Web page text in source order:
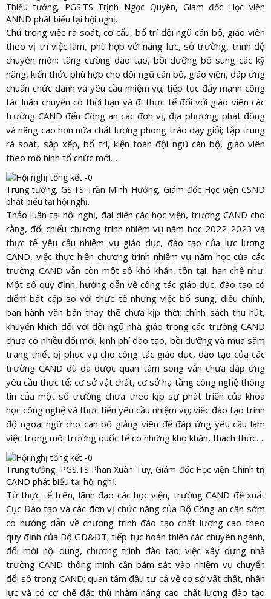
Thiếu tướng, PGS.TS Trịnh Ngọc Quyên, Giám đốc Học viện
ANND phát biểu tại hội nghị.
Chú trọng việc rà soát, cơ cấu, bố trí đội ngũ cán bộ, giáo viên
theo vị trí việc làm, phù hợp với năng lực, sở trường, trình độ
chuyên môn; tăng cường đào tạo, bồi dưỡng bổ sung các kỹ
năng, kiến thức phù hợp cho đội ngũ cán bộ, giáo viên, đáp ứng
chuẩn chức danh và yêu cầu nhiệm vụ; tiếp tục đẩy mạnh công
tác luân chuyển có thời hạn và đi thực tế đối với giáo viên các
trường CAND đến Công an các đơn vị, địa phương; phát động
và nâng cao hơn nữa chất lượng phong trào dạy giỏi; tập trung
rà soát, sắp xếp, bố trí, kiện toàn đội ngũ cán bộ, giáo viên
theo mô hình tổ chức mới…
Trung tướng, GS.TS Trần Minh Hưởng, Giám đốc Học viện CSND
phát biểu tại hội nghị.
Thảo luận tại hội nghị, đại diện các học viện, trường CAND cho
rằng, đối chiếu chương trình nhiệm vụ năm học 2022-2023 và
thực tế yêu cầu nhiệm vụ giáo dục, đào tạo của lực lượng
CAND, việc thực hiện chương trình nhiệm vụ năm học của các
trường CAND vẫn còn một số khó khăn, tồn tại, hạn chế như:
Một số quy định, hướng dẫn về công tác giáo dục, đào tạo có
điểm bất cập so với thực tế nhưng việc bổ sung, điều chỉnh,
ban hành văn bản thay thế chưa kịp thời; chính sách thu hút,
khuyến khích đối với đội ngũ nhà giáo trong các trường CAND
chưa có nhiều đổi mới; kinh phí đào tạo, bồi dưỡng và mua sắm
trang thiết bị phục vụ cho công tác giáo dục, đào tạo của các
trường CAND dù đã được quan tâm song vẫn chưa đáp ứng
yêu cầu thực tế; cơ sở vật chất, cơ sở hạ tầng công nghệ thông
tin của một số trường chưa theo kịp sự phát triển của khoa
học công nghệ và thực tiễn yêu cầu nhiệm vụ; việc đào tạo trình
độ ngoại ngữ cho cán bộ giảng viên để đáp ứng yêu cầu làm
việc trong môi trường quốc tế có những khó khăn, thách thức…
Trung tướng, PGS.TS Phan Xuân Tuy, Giám đốc Học viện Chính trị
CAND phát biểu tại hội nghị.
Từ thực tế trên, lãnh đạo các học viện, trường CAND đề xuất
Cục Đào tạo và các đơn vị chức năng của Bộ Công an cần sớm
có hướng dẫn về chương trình đào tạo chất lượng cao theo
quy định của Bộ GD&ĐT; tiếp tục hoàn thiện các chuyên ngành,
đổi mới nội dung, chương trình đào tạo; việc xây dựng nhà
trường CAND thông minh cần bám sát vào nhiệm vụ chuyển
đổi số trong CAND; quan tâm đầu tư cả về cơ sở vật chất, nhân
lực và có cơ chế đặc thù nhằm nâng cao chất lượng đào tạo